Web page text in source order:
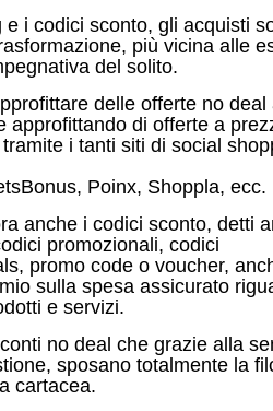
i codici sconto, gli acquisti
più vicina alle
del solito.
delle offerte no deal
approfittando di offerte a
i tanti siti di social
Poinx, Shoppla, ecc.
anche i codici sconto, detti
promozionali, codici
promo code o voucher,
sulla spesa assicurato
e servizi.
no deal che grazie alla
sposano totalmente la
cartacea.